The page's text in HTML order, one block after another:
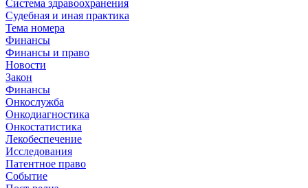
Система здравоохранения
Судебная и иная практика
Тема номера
Финансы
Финансы и право
Новости
Закон
Финансы
Онкослужба
Онкодиагностика
Онкостатистика
Лекобеспечение
Исследования
Патентное право
Событие